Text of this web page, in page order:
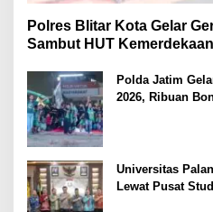
Polres Blitar Kota Gelar
Sambut HUT
Polda Jatim
2026, Ribuan
Universitas
Lewat Pusat